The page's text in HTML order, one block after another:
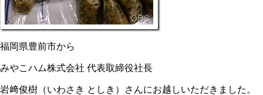
福岡県豊前市から
みやこハム株式会社 代表取締役社長
岩﨑俊樹（いわさき としき）さんにお越しいただきました。